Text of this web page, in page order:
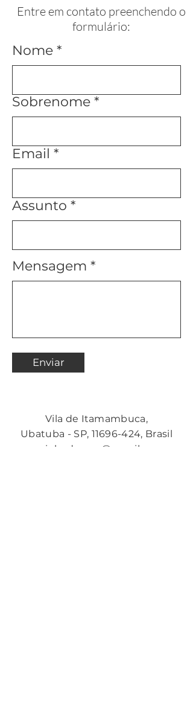
Entre em contato preenchendo o
formulário:
Nome
Sobrenome
Email
Assunto
Mensagem
Enviar
Vila de Itamambuca,
Ubatuba - SP, 11696-424, Brasil
cozinhadacura@gmail.com